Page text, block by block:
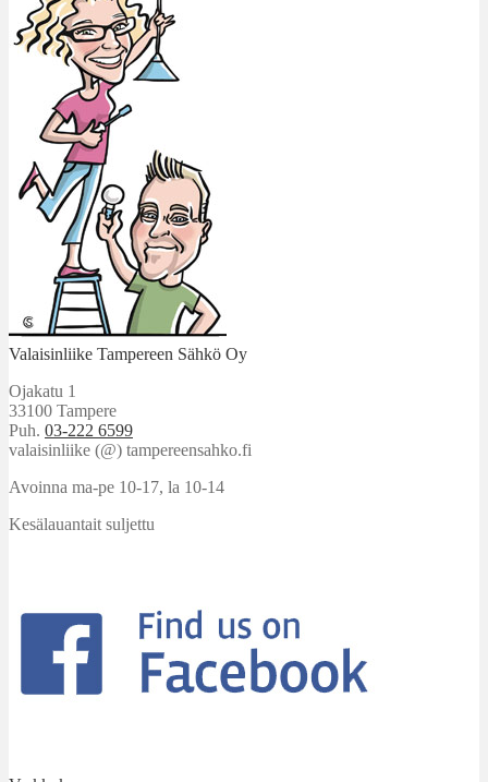
Valaisinliike Tampereen Sähkö Oy
Ojakatu 1
33100 Tampere
Puh. 03-222 6599
valaisinliike (@) tampereensahko.fi
Avoinna ma-pe 10-17, la 10-14
Kesälauantait suljettu